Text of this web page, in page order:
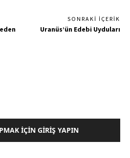
SONRAKI İÇERIK
Uranüs’ün Edebi Uyduları
İÇIN GIRIŞ YAPIN